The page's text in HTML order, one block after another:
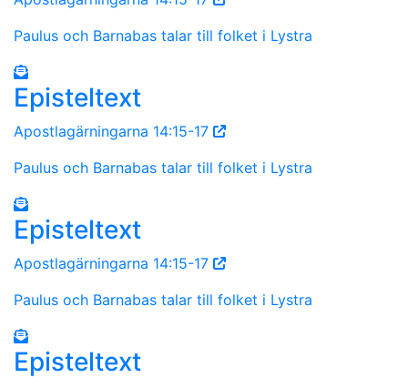
Paulus och Barnabas talar till folket i Lystra
Episteltext
Apostlagärningarna 14:15-17
Paulus och Barnabas talar till folket i Lystra
Episteltext
Apostlagärningarna 14:15-17
Paulus och Barnabas talar till folket i Lystra
Episteltext